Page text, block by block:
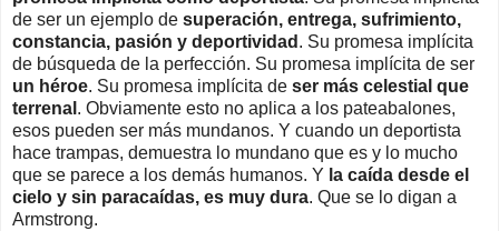
de ser un ejemplo de superación, entrega, sufrimiento,
constancia, pasión y deportividad . Su promesa implícita
de búsqueda de la perfección. Su promesa implícita de ser
un héroe. Su promesa implícita de ser más celestial que
terrenal . Obviamente esto no aplica a los pateabalones,
esos pueden ser más mundanos. Y cuando un deportista
hace trampas, demuestra lo mundano que es y lo mucho
que se parece a los demás humanos. Y la caída desde el
cielo y sin paracaídas, es muy dura. Que se lo digan a
Armstrong.